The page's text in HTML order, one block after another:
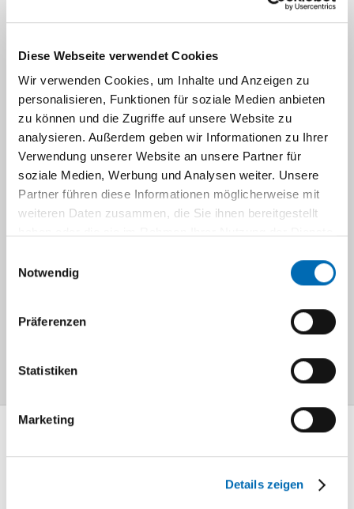
Diese Webseite verwendet Cookies
Wir verwenden Cookies, um Inhalte und Anzeigen zu
personalisieren, Funktionen für soziale Medien anbieten
zu können und die Zugriffe auf unsere Website zu
analysieren. Außerdem geben wir Informationen zu Ihrer
Verwendung unserer Website an unsere Partner für
soziale Medien, Werbung und Analysen weiter. Unsere
Partner führen diese Informationen möglicherweise mit
weiteren Daten zusammen, die Sie ihnen bereitgestellt
Notwendig
Präferenzen
Statistiken
Marketing
Details zeigen
Bruxismus
Klinische Studien
Publikationen
Doktorarbeiten
Doktorarbeiten